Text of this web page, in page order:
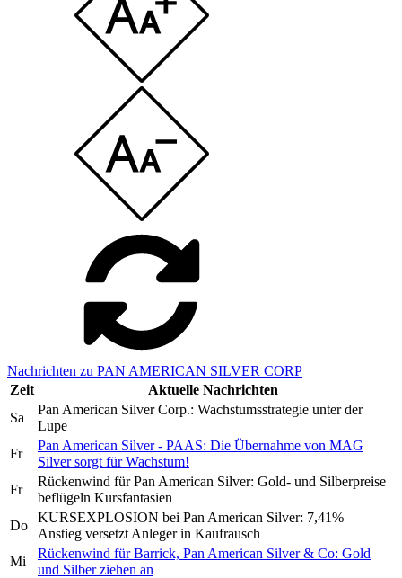
Nachrichten zu PAN AMERICAN SILVER CORP
Zeit
Aktuelle Nachrichten
Sa
Pan American Silver Corp.: Wachstumsstrategie unter der
Lupe
Fr
Pan American Silver - PAAS: Die Übernahme von MAG
Silver sorgt für Wachstum!
Fr
Rückenwind für Pan American Silver: Gold- und Silberpreise
beflügeln Kursfantasien
Do
KURSEXPLOSION bei Pan American Silver: 7,41%
Anstieg versetzt Anleger in Kaufrausch
Mi
Rückenwind für Barrick, Pan American Silver & Co: Gold
und Silber ziehen an